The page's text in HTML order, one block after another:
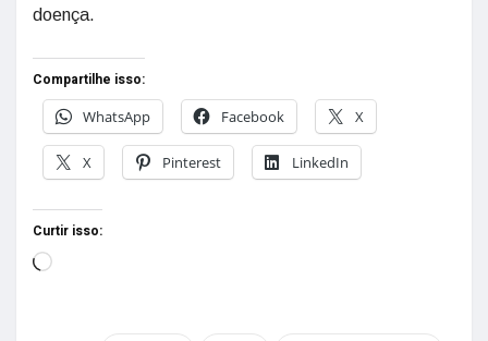
doença.
Compartilhe isso:
WhatsApp
Facebook X
X Pinterest LinkedIn
Curtir isso: